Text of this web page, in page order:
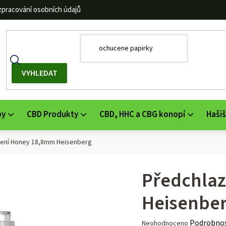
osobních údajů
CBD Produkty CBD, HHC a CBG konopí Hašiš
Honey 18,8mm Heisenberg
Průměrné
Neohodnoceno